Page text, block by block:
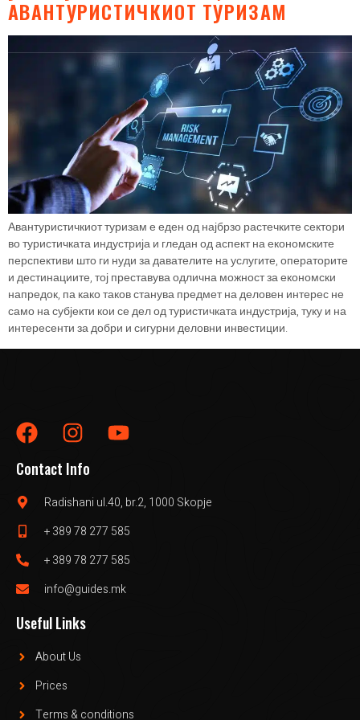
АВАНТУРИСТИЧКИОТ ТУРИЗАМ
Авантуристичкиот туризам е еден од најбрзо растечките сектори
во туристичката индустрија и гледан од аспект на економските
перспективи што ги нуди за давателите на услугите, операторите
и дестинациите, тој преставува одлична можност за економски
напредок, па како таков станува предмет на деловен интерес не
само на субјекти кои се дел од туристичката индустрија, туку и на
интересенти за добри и сигурни деловни инвестиции.
Contact Info
Radishani ul.40, br.2, 1000 Skopje
+ 389 78 277 585
+ 389 78 277 585
info@guides.mk
Useful Links
About Us
Prices
Terms & conditions